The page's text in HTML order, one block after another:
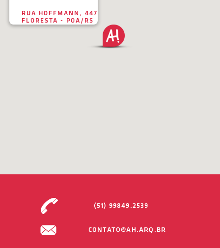
RUA HOFFMANN, 447
FLORESTA - POA/RS
(51) 99849.2539
CONTATO@AH.ARQ.BR